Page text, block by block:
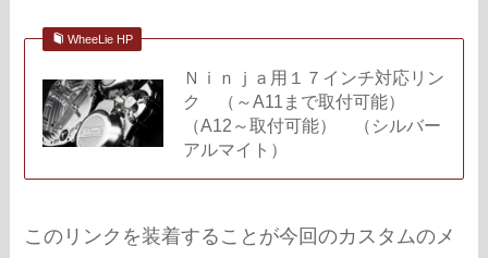
WheeLie HP
Ｎｉｎｊａ用１７インチ対応リン
ク （～A11まで取付可能）
（A12～取付可能） （シルバー
アルマイト）
このリンクを装着することが今回のカスタムのメ